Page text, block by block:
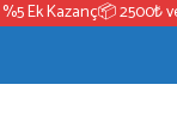
Kazanç📦 2500₺ ve